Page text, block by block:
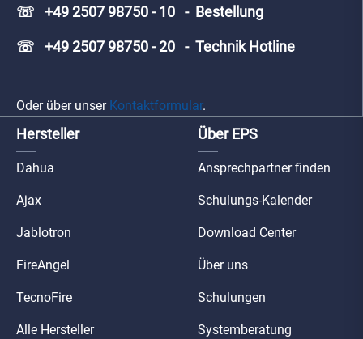
☏ +49 2507 98750 - 10 - Bestellung
☏ +49 2507 98750 - 20 - Technik Hotline
Oder über unser Kontaktformular.
Hersteller
Dahua
Ajax
Jablotron
FireAngel
TecnoFire
Alle Hersteller
Über EPS
Ansprechpartner finden
Schulungs-Kalender
Download Center
Über uns
Schulungen
Systemberatung